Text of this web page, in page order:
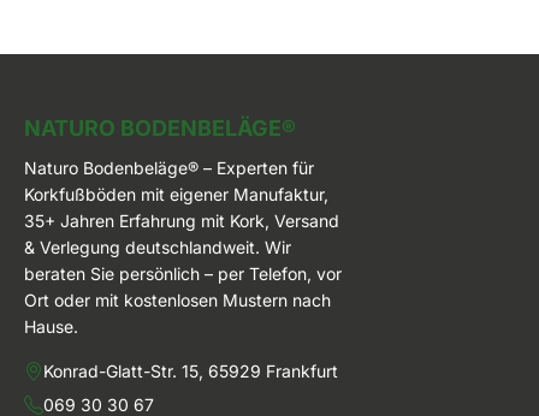
Naturo Bodenbeläge
NATURO BODENBELÄGE®
Naturo Bodenbeläge® – Experten für
Korkfußböden mit eigener Manufaktur,
35+ Jahren Erfahrung mit Kork, Versand
& Verlegung deutschlandweit. Wir
beraten Sie persönlich – per Telefon, vor
Ort oder mit kostenlosen Mustern nach
Hause.
Konrad-Glatt-Str. 15, 65929 Frankfurt
069 30 30 67